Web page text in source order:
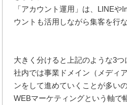
「アカウント運用」は、LINEや
ウントも活用しながら集客を行
大きく分けると上記のような3
社内では事業ドメイン（メディ
ンをして進めていくことが多い
WEBマーケティングという軸で